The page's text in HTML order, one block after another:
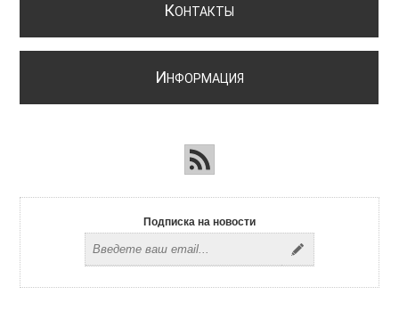
КОНТАКТЫ
ИНФОРМАЦИЯ
Подписка на новости